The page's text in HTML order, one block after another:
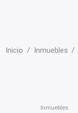
Inicio Inmuebles
Inmuebles